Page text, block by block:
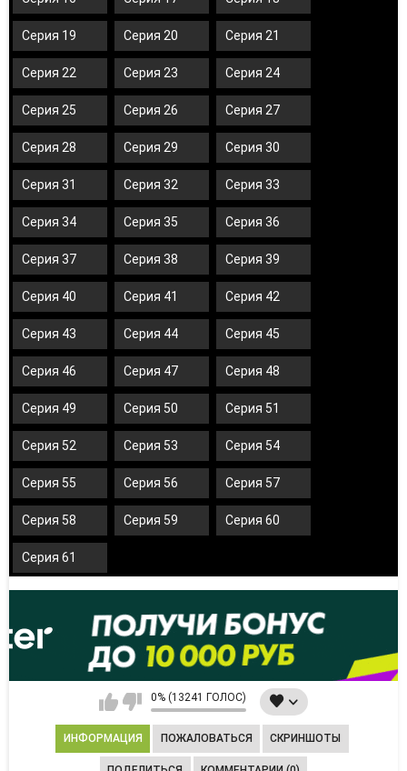
Серия 19 Серия 20 Серия 21
Серия 22 Серия 23 Серия 24
Серия 25 Серия 26 Серия 27
Серия 28 Серия 29 Серия 30
Серия 31 Серия 32 Серия 33
Серия 34 Серия 35 Серия 36
Серия 37 Серия 38 Серия 39
Серия 40 Серия 41 Серия 42
Серия 43 Серия 44 Серия 45
Серия 46 Серия 47 Серия 48
Серия 49 Серия 50 Серия 51
Серия 52 Серия 53 Серия 54
Серия 55 Серия 56 Серия 57
Серия 58 Серия 59 Серия 60
Серия 61
0% (13241 ГОЛОС)
ИНФОРМАЦИЯ ПОЖАЛОВАТЬСЯ СКРИНШОТЫ